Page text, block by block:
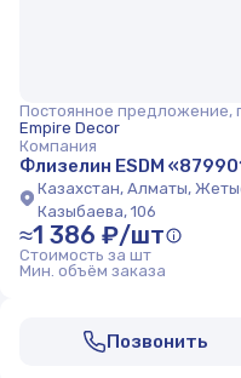
Постоянное предложение,
Empire Decor
Компания
Флизелин ESDM
Казахстан, Алматы,
Казыбаева, 106
≈1 386 ₽/шт
Стоимость за шт
Мин. объём заказа
Позвонить